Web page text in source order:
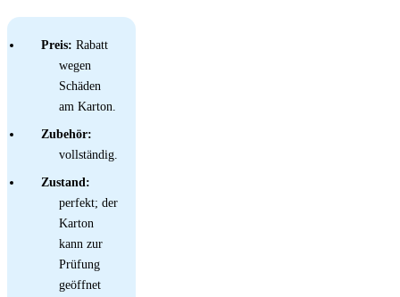
Preis: Rabatt
wegen
Schäden
am Karton.
Zubehör:
vollständig.
Zustand:
perfekt; der
Karton
kann zur
Prüfung
geöffnet